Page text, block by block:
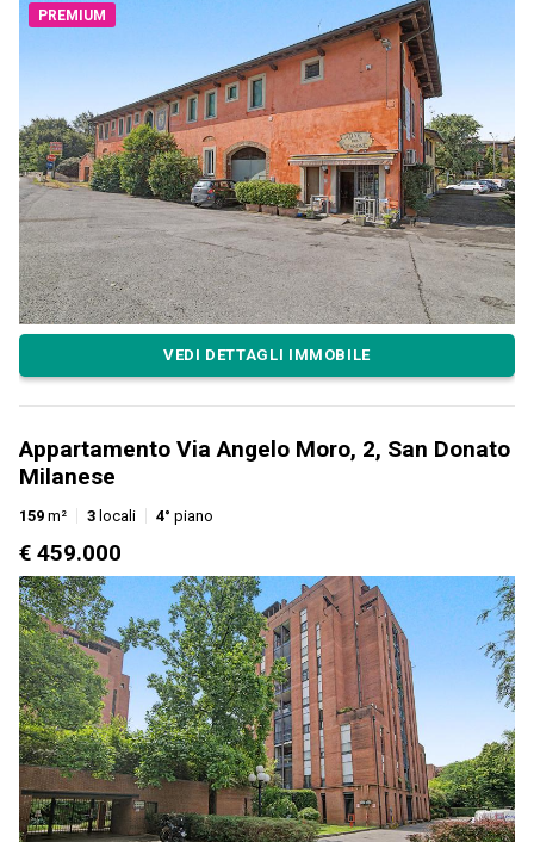
PREMIUM
VEDI DETTAGLI IMMOBILE
Appartamento Via Angelo Moro, 2, San Donato
Milanese
159 m² 3 locali 4° piano
€ 459.000